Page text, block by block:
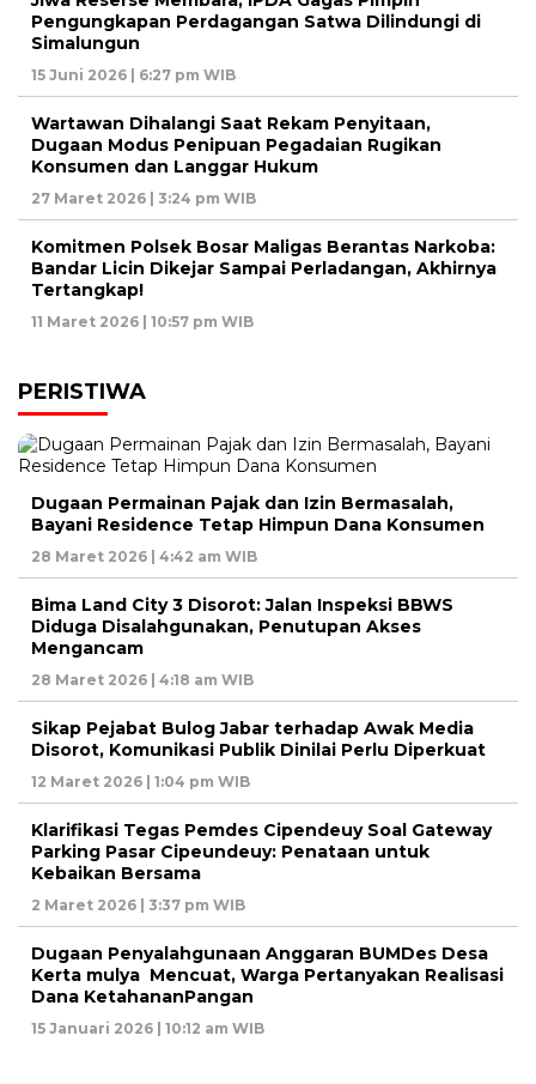
Pengungkapan Perdagangan Satwa Dilindungi di
Simalungun
15 Juni 2026 | 6:27 pm WIB
Wartawan Dihalangi Saat Rekam Penyitaan,
Dugaan Modus Penipuan Pegadaian Rugikan
Konsumen dan Langgar Hukum
27 Maret 2026 | 3:24 pm WIB
Komitmen Polsek Bosar Maligas Berantas Narkoba:
Bandar Licin Dikejar Sampai Perladangan, Akhirnya
Tertangkap!
11 Maret 2026 | 10:57 pm WIB
PERISTIWA
Dugaan Permainan Pajak dan Izin Bermasalah,
Bayani Residence Tetap Himpun Dana Konsumen
28 Maret 2026 | 4:42 am WIB
Bima Land City 3 Disorot: Jalan Inspeksi BBWS
Diduga Disalahgunakan, Penutupan Akses
Mengancam
28 Maret 2026 | 4:18 am WIB
Sikap Pejabat Bulog Jabar terhadap Awak Media
Disorot, Komunikasi Publik Dinilai Perlu Diperkuat
12 Maret 2026 | 1:04 pm WIB
Klarifikasi Tegas Pemdes Cipendeuy Soal Gateway
Parking Pasar Cipeundeuy: Penataan untuk
Kebaikan Bersama
2 Maret 2026 | 3:37 pm WIB
Dugaan Penyalahgunaan Anggaran BUMDes Desa
Kerta mulya Mencuat, Warga Pertanyakan Realisasi
Dana KetahananPangan
15 Januari 2026 | 10:12 am WIB